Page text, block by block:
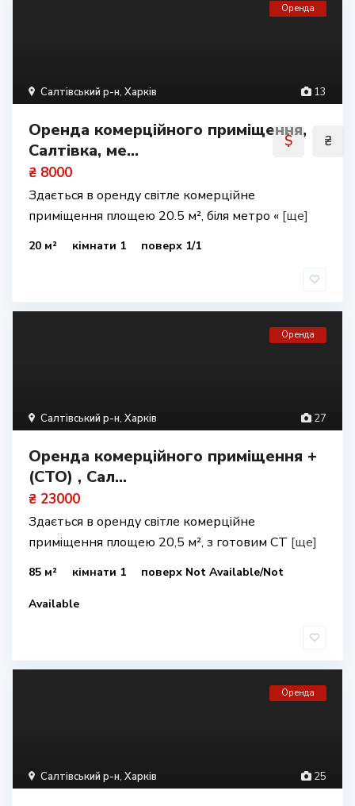
13
Салтівський р-н, Харків
Оренда
Оренда комерційного приміщення,
Салтівка, ме...
₴ 8000
Здається в оренду світле комерційне
приміщення площею 20.5 м², біля метро « [ще]
20 м² кімнати 1 поверх 1/1
27
Салтівський р-н, Харків
Оренда
Оренда комерційного приміщення +
(СТО) , Сал...
₴ 23000
Здається в оренду світле комерційне
приміщення площею 20,5 м², з готовим СТ [ще]
85 м² кімнати 1 поверх Not Available/Not
Available
25
Салтівський р-н, Харків
Оренда
$ ₴